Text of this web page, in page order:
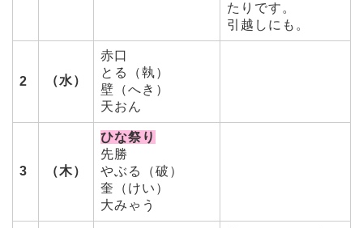
たりです。
引越しにも。
2 （水）
赤口
とる（執）
壁（へき）
天おん
3 （木）
ひな祭り
先勝
やぶる（破）
奎（けい）
大みゃう